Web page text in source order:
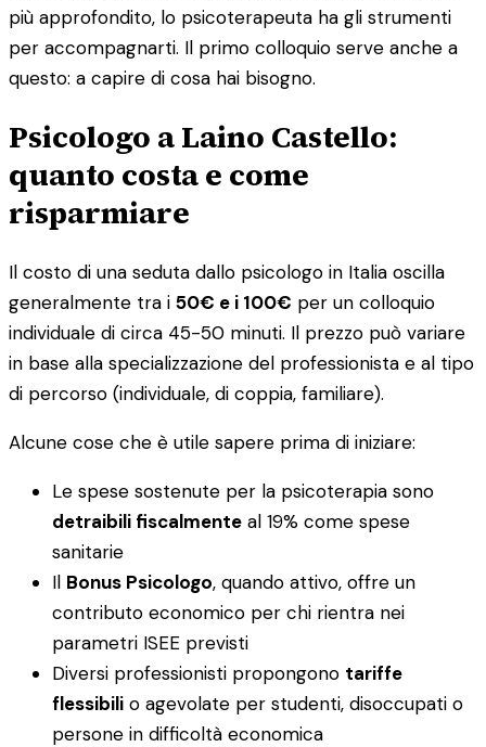
più approfondito, lo psicoterapeuta ha gli strumenti
per accompagnarti. Il primo colloquio serve anche a
questo: a capire di cosa hai bisogno.
Psicologo a Laino Castello:
quanto costa e come
risparmiare
Il costo di una seduta dallo psicologo in Italia oscilla
generalmente tra i 50€ e i 100€ per un colloquio
individuale di circa 45-50 minuti. Il prezzo può variare
in base alla specializzazione del professionista e al tipo
di percorso (individuale, di coppia, familiare).
Alcune cose che è utile sapere prima di iniziare:
Le spese sostenute per la psicoterapia sono
detraibili fiscalmente al 19% come spese
sanitarie
Il Bonus Psicologo, quando attivo, offre un
contributo economico per chi rientra nei
parametri ISEE previsti
Diversi professionisti propongono tariffe
flessibili o agevolate per studenti, disoccupati o
persone in difficoltà economica